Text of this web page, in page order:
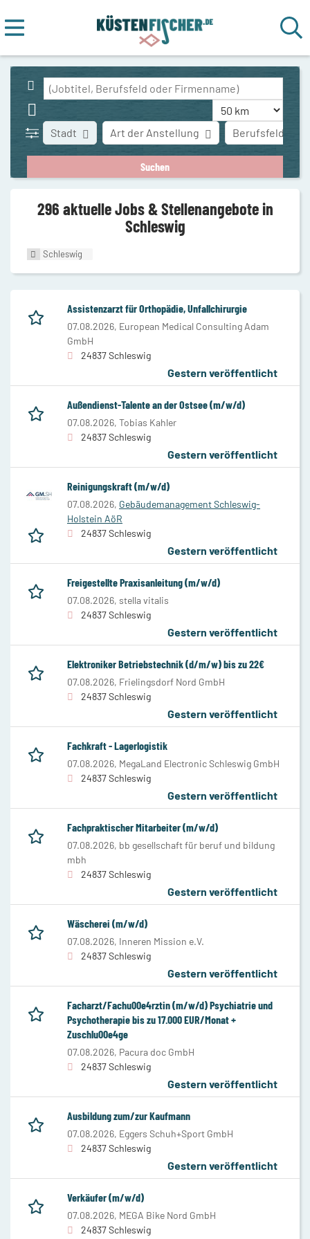
Stadt Art der Anstellung Berufsfeld
296 aktuelle Jobs & Stellenangebote in
Schleswig
Schleswig
Assistenzarzt für Orthopädie, Unfallchirurgie
07.08.2026, European Medical Consulting Adam
GmbH
24837 Schleswig
Gestern veröffentlicht
Außendienst-Talente an der Ostsee (m/w/d)
07.08.2026, Tobias Kahler
24837 Schleswig
Gestern veröffentlicht
Reinigungskraft (m/w/d)
07.08.2026, Gebäudemanagement Schleswig-
Holstein AöR
24837 Schleswig
Gestern veröffentlicht
Freigestellte Praxisanleitung (m/w/d)
07.08.2026, stella vitalis
24837 Schleswig
Gestern veröffentlicht
Elektroniker Betriebstechnik (d/m/w) bis zu 22€
07.08.2026, Frielingsdorf Nord GmbH
24837 Schleswig
Gestern veröffentlicht
Fachkraft - Lagerlogistik
07.08.2026, MegaLand Electronic Schleswig GmbH
24837 Schleswig
Gestern veröffentlicht
Fachpraktischer Mitarbeiter (m/w/d)
07.08.2026, bb gesellschaft für beruf und bildung
mbh
24837 Schleswig
Gestern veröffentlicht
Wäscherei (m/w/d)
07.08.2026, Inneren Mission e.V.
24837 Schleswig
Gestern veröffentlicht
Facharzt/Fachu00e4rztin (m/w/d) Psychiatrie und
Psychotherapie bis zu 17.000 EUR/Monat +
Zuschlu00e4ge
07.08.2026, Pacura doc GmbH
24837 Schleswig
Gestern veröffentlicht
Ausbildung zum/zur Kaufmann
07.08.2026, Eggers Schuh+Sport GmbH
24837 Schleswig
Gestern veröffentlicht
Verkäufer (m/w/d)
07.08.2026, MEGA Bike Nord GmbH
24837 Schleswig